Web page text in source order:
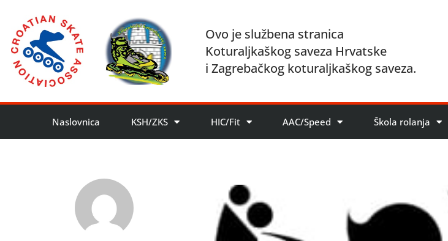
Ovo je službena stranica
Koturaljkaškog saveza Hrvatske
i Zagrebačkog koturaljkaškog saveza.
Naslovnica KSH/ZKS HIC/Fit AAC/Speed Škola rolanja